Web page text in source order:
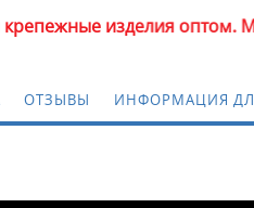
оптом. Минимальная
ОТЗЫВЫ ИНФОРМАЦИЯ